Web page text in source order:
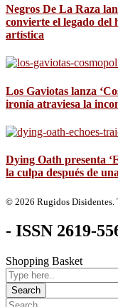
Negros De La Raza
convierte el legado
artística
Los Gaviotas lanza
ironía atraviesa la
Dying Oath presenta
la culpa después de
© 2026 Rugidos Disidentes.
- ISSN 2619-
Shopping Basket